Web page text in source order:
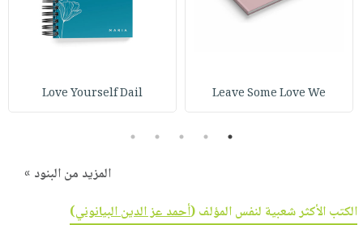
Leave Some Love We
Love Yourself Dail
1
2
3
4
5
المزيد من البنود »
الكتب الأكثر شعبية لنفس المؤلف (أحمد عز الدين البيانوني)